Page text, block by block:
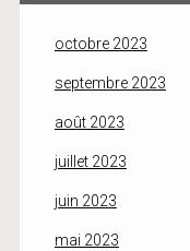
octobre 2023
septembre 2023
août 2023
juillet 2023
juin 2023
mai 2023